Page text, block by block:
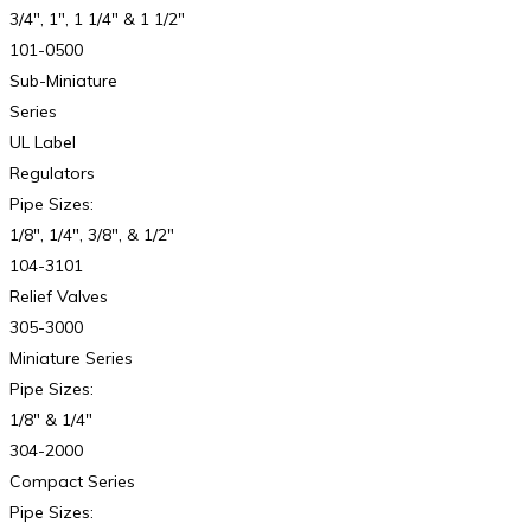
3/4″, 1″, 1 1/4″ & 1 1/2″
101-0500
Sub-Miniature
Series
UL Label
Regulators
Pipe Sizes:
1/8″, 1/4″, 3/8″, & 1/2″
104-3101
Relief Valves
305-3000
Miniature Series
Pipe Sizes:
1/8″ & 1/4″
304-2000
Compact Series
Pipe Sizes: